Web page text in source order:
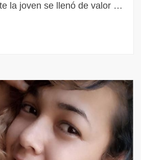
la joven se llenó de valor …